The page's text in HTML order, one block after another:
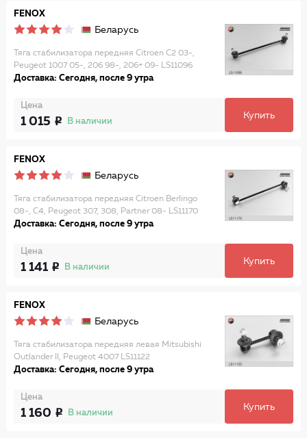
FENOX
Беларусь
Тяга стабилизатора передняя Citroen C2 03-,
Peugeot 1007 05-, 206 98-, 206+ 09- LS11096
Доставка: Сегодня, после 9 утра
Цена
1 015 В наличии
Купить
FENOX
Беларусь
Тяга стабилизатора передняя Citroen Berlingo
08-, C4, Peugeot 307, 308, Partner 08- LS11170
Доставка: Сегодня, после 9 утра
Цена
1 141 В наличии
Купить
FENOX
Беларусь
Тяга стабилизатора передняя левая Mitsubishi
Outlander II, Peugeot 4007 LS11122
Доставка: Сегодня, после 9 утра
Цена
1 160 В наличии
Купить